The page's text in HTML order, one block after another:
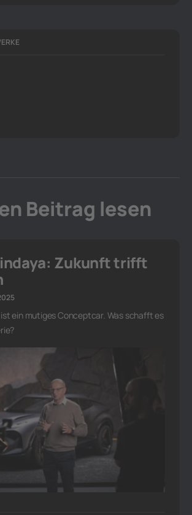
Beitrag lesen
Zukunft trifft
ein mutiges Conceptcar. Was schafft es